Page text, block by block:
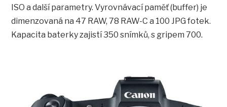
ISO a další parametry. Vyrovnávací paměť (buffer) je
dimenzovaná na 47 RAW, 78 RAW-C a 100 JPG fotek.
Kapacita baterky zajistí 350 snímků, s gripem 700.